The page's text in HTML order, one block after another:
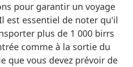
pour garantir un voyage
est essentiel de noter qu'il
plus de 1 000 birrs
comme à la sortie du
que vous devez prévoir de